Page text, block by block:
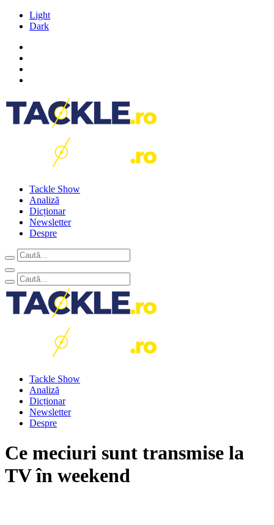
Light
Dark
Tackle Show
Analiză
Dicționar
Newsletter
Despre
Tackle Show
Analiză
Dicționar
Newsletter
Despre
Ce meciuri sunt transmise la
TV în weekend